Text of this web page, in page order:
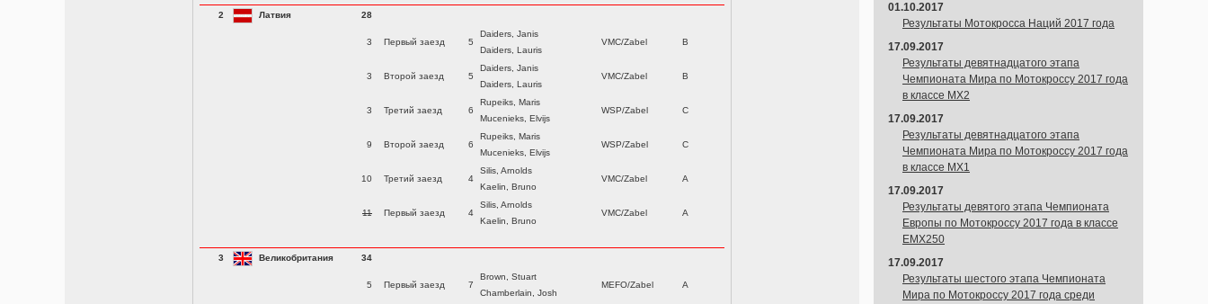
2 Латвия 28
3 Первый заезд 5
Daiders, Janis
Daiders, Lauris
VMC/Zabel B
3 Второй заезд 5
Daiders, Janis
Daiders, Lauris
VMC/Zabel B
3 Третий заезд 6
Rupeiks, Maris
Mucenieks, Elvijs
WSP/Zabel C
9 Второй заезд 6
Rupeiks, Maris
Mucenieks, Elvijs
WSP/Zabel C
10 Третий заезд 4
Silis, Arnolds
Kaelin, Bruno
VMC/Zabel A
11 Первый заезд 4
Silis, Arnolds
Kaelin, Bruno
VMC/Zabel A
3 Великобритания 34
5 Первый заезд 7
Brown, Stuart
Chamberlain, Josh
MEFO/Zabel A
01.10.2017
Результаты Мотокросса Наций 2017 года
17.09.2017
Результаты девятнадцатого этапа
Чемпионата Мира по Мотокроссу 2017 года
в классе MX2
17.09.2017
Результаты девятнадцатого этапа
Чемпионата Мира по Мотокроссу 2017 года
в классе MX1
17.09.2017
Результаты девятого этапа Чемпионата
Европы по Мотокроссу 2017 года в классе
EMX250
17.09.2017
Результаты шестого этапа Чемпионата
Мира по Мотокроссу 2017 года среди